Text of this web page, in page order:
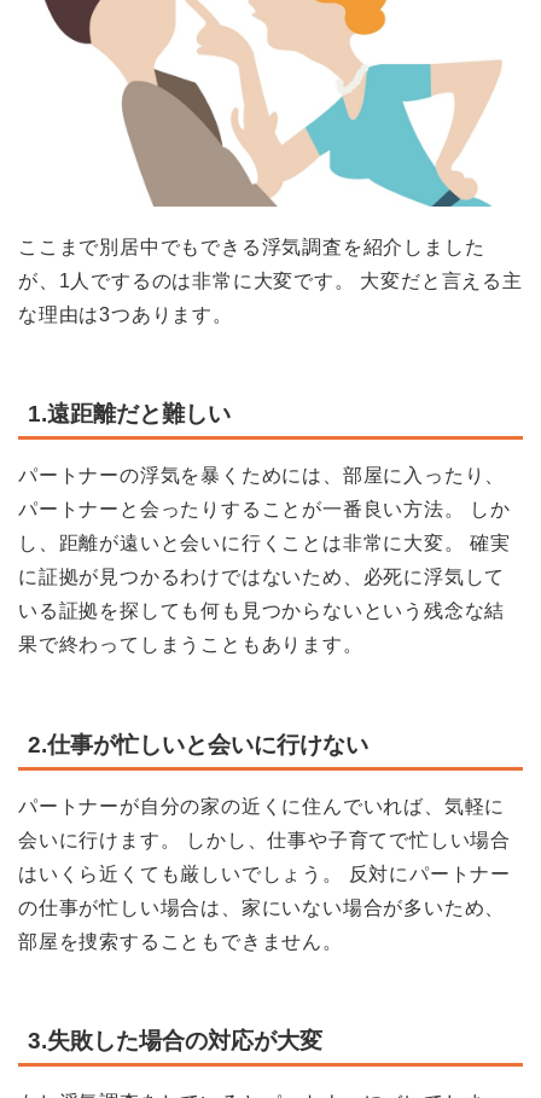
ここまで別居中でもできる浮気調査を紹介しました
が、1人でするのは非常に大変です。 大変だと言える主
な理由は3つあります。
1.遠距離だと難しい
パートナーの浮気を暴くためには、部屋に入ったり、
パートナーと会ったりすることが一番良い方法。 しか
し、距離が遠いと会いに行くことは非常に大変。 確実
に証拠が見つかるわけではないため、必死に浮気して
いる証拠を探しても何も見つからないという残念な結
果で終わってしまうこともあります。
2.仕事が忙しいと会いに行けない
パートナーが自分の家の近くに住んでいれば、気軽に
会いに行けます。 しかし、仕事や子育てで忙しい場合
はいくら近くても厳しいでしょう。 反対にパートナー
の仕事が忙しい場合は、家にいない場合が多いため、
部屋を捜索することもできません。
3.失敗した場合の対応が大変